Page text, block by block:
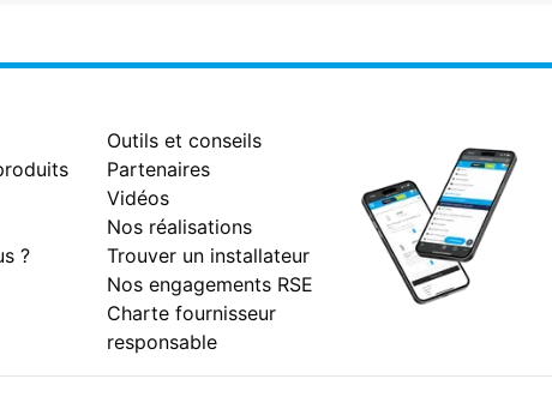
?
Outils et conseils
Partenaires
Vidéos
Nos réalisations
Trouver un installateur
Nos engagements RSE
Charte fournisseur
responsable